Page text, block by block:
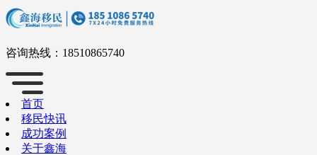
咨询热线： 18510865740
首页
移民快讯
成功案例
关于鑫海